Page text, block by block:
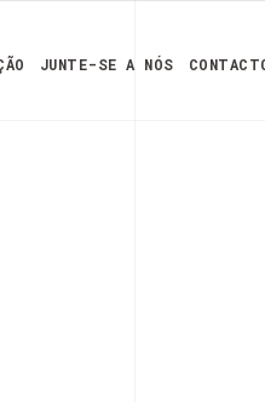
JUNTE-SE A NÓS